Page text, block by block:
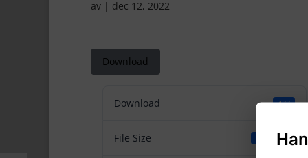
av | dec 12, 2022
Download
Download 477
File Size 648.50 KB